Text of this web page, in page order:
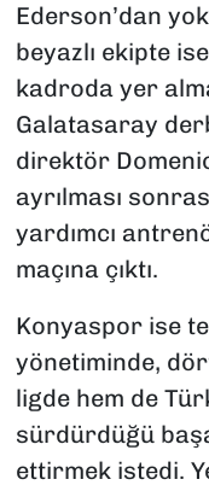
Ederson’dan
beyazlı ekipte
kadroda yer
Galatasaray
direktör
ayrılması
yardımcı
maçına çıktı.
Konyaspor ise
yönetiminde,
ligde hem de
sürdürdüğü
ettirmek istedi.